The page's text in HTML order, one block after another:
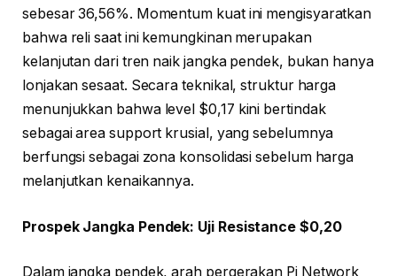
sebesar 36,56%. Momentum kuat ini mengisyaratkan
bahwa reli saat ini kemungkinan merupakan
kelanjutan dari tren naik jangka pendek, bukan hanya
lonjakan sesaat. Secara teknikal, struktur harga
menunjukkan bahwa level $0,17 kini bertindak
sebagai area support krusial, yang sebelumnya
berfungsi sebagai zona konsolidasi sebelum harga
melanjutkan kenaikannya.
Prospek Jangka Pendek: Uji Resistance $0,20
Dalam jangka pendek, arah pergerakan Pi Network